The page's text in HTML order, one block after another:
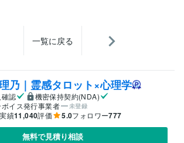
一覧に戻る
乃｜霊感タロット×心理学
認
機密保持契約(NDA)
ボイス発行事業者
未登録
績11,040評価 5.0フォロワー777
無料で見積り相談